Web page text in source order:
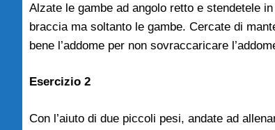
Alzate le gambe ad angolo retto e stendetele
braccia ma soltanto le gambe. Cercate di
bene l’addome per non sovraccaricare
Esercizio 2
Con l’aiuto di due piccoli pesi, andate ad